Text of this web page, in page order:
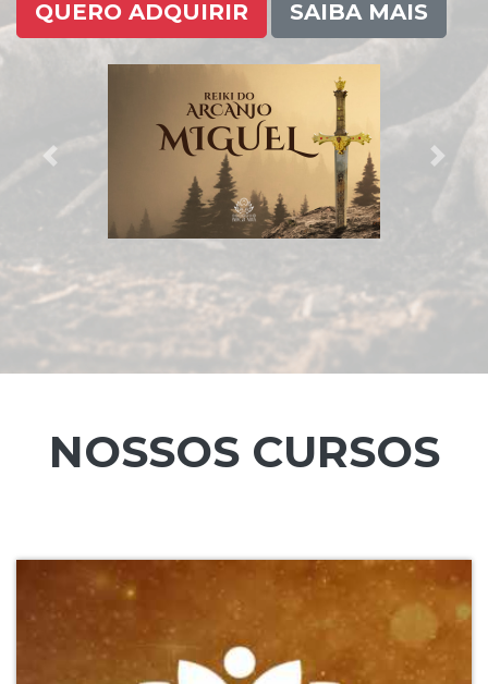
QUERO ADQUIRIR SAIBA MAIS
Previous Next
NOSSOS CURSOS